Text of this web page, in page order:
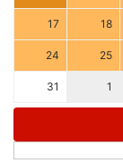
17 18
24 25
31 1